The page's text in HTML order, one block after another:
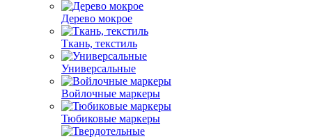
Дерево мокрое
Ткань, текстиль
Универсальные
Войлочные маркеры
Тюбиковые маркеры